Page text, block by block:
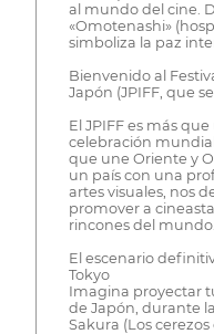
al mundo del cine.
«Omotenashi»
simboliza la paz
Bienvenido al
Japón (JPIFF, que
El JPIFF es más
celebración
que une Oriente y
un país con una
artes visuales, nos
promover a
rincones del mundo.
El escenario
Tokyo
Imagina proyectar
de Japón, durante
Sakura (Los